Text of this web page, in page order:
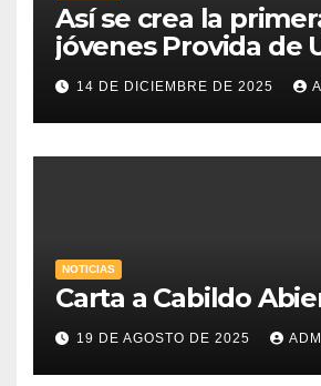
Así se crea la
jóvenes Provida de
14 DE DICIEMBRE DE 2025
NOTICIAS
Carta a Cabildo
19 DE AGOSTO DE 2025